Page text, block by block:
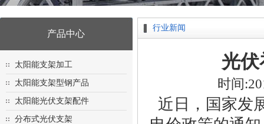
产品中心
太阳能支架加工
太阳能支架型钢产品
太阳能光伏支架配件
分布式光伏支架
行业新闻
光
时间
近日，国家发